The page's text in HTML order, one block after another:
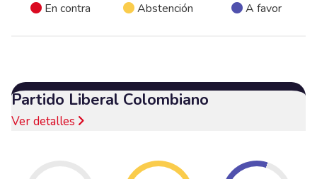
En contra Abstención A favor
Partido Liberal Colombiano
Ver detalles